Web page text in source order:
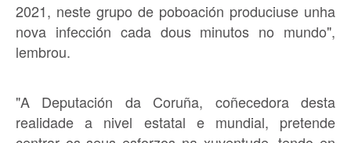
2021, neste grupo de poboación produciuse unha
nova infección cada dous minutos no mundo",
lembrou.
"A Deputación da Coruña, coñecedora desta
realidade a nivel estatal e mundial, pretende